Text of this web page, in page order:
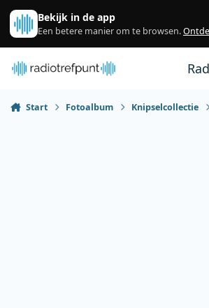
Spring naar bijdragen
Bekijk in de app
Een betere manier om te browsen.
Start Fotoalbum Knipselcollectie